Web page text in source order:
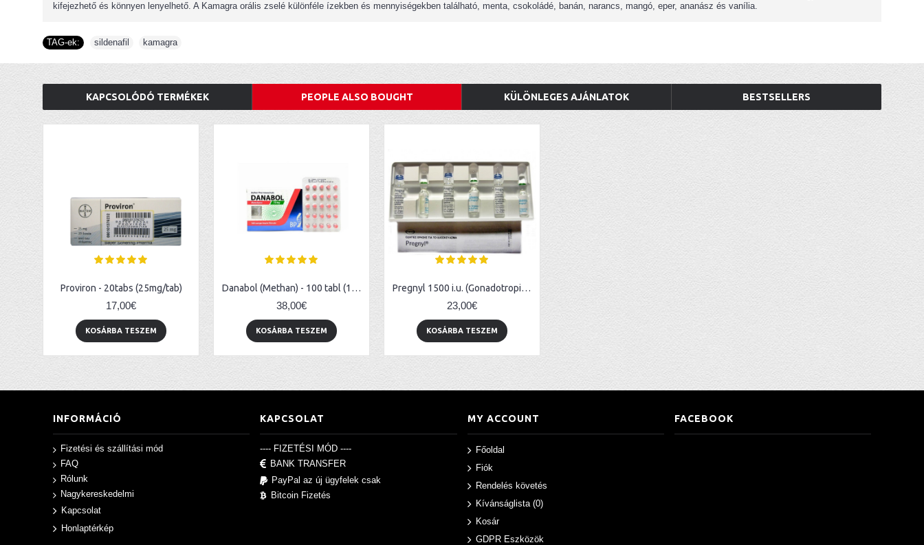
kifejezhető és könnyen lenyelhető. A Kamagra orális zselé különféle ízekben és mennyiségekben található, menta, csokoládé, banán, narancs, mangó, eper, ananász és vanília.
TAG-ek: sildenafil kamagra
KAPCSOLÓDÓ TERMÉKEK PEOPLE ALSO BOUGHT KÜLÖNLEGES AJÁNLATOK BESTSELLERS
Proviron - 20tabs (25mg/tab)
17,00€
KOSÁRBA TESZEM
Danabol (Methan) - 100 tabl (10mg/tabl)
38,00€
KOSÁRBA TESZEM
Pregnyl 1500 i.u. (Gonadotropin Chorionic)
23,00€
KOSÁRBA TESZEM
INFORMÁCIÓ
Fizetési és szállítási mód
FAQ
Rólunk
Nagykereskedelmi
Kapcsolat
Honlaptérkép
KAPCSOLAT
---- FIZETÉSI MÓD ----
BANK TRANSFER
PayPal az új ügyfelek csak
Bitcoin Fizetés
MY ACCOUNT
Főoldal
Fiók
Rendelés követés
Kívánságlista (0)
Kosár
GDPR Eszközök
FACEBOOK